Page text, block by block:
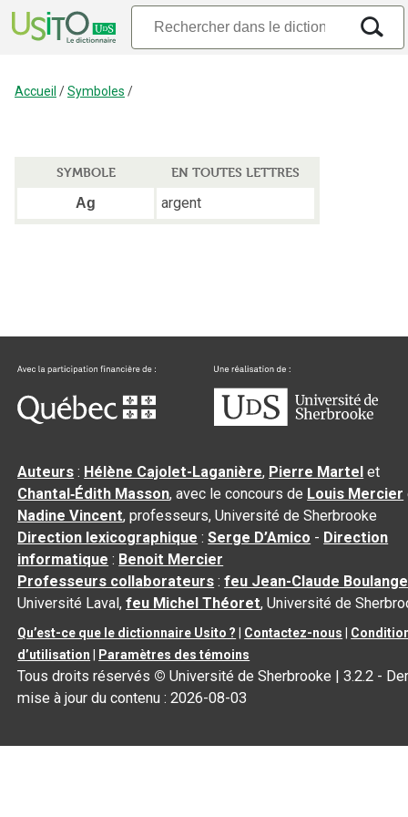
Accueil /Symboles /
SYMBOLE
EN TOUTES LETTRES
Ag
argent
Auteurs : Hélène Cajolet-Laganière, Pierre Martel et
Chantal‑Édith Masson, avec le concours de Louis Mercier
Nadine Vincent, professeurs, Université de Sherbrooke
Direction lexicographique :Serge D’Amico - Direction
informatique : Benoit Mercier
Professeurs collaborateurs :feu Jean-Claude
Université Laval,feu Michel Théoret, Université de
Qu’est-ce que le dictionnaire Usito ? Contactez-nous
d’utilisation
Paramètres des témoins
Tous droits réservés © Université de Sherbrooke |3.2.2 -
mise à jour du contenu :2026-08-03